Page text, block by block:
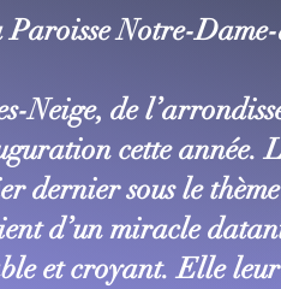
Notre-Dame-
Neige, de
cette année.
dernier sous le
d’un miracle
et croyant. Elle